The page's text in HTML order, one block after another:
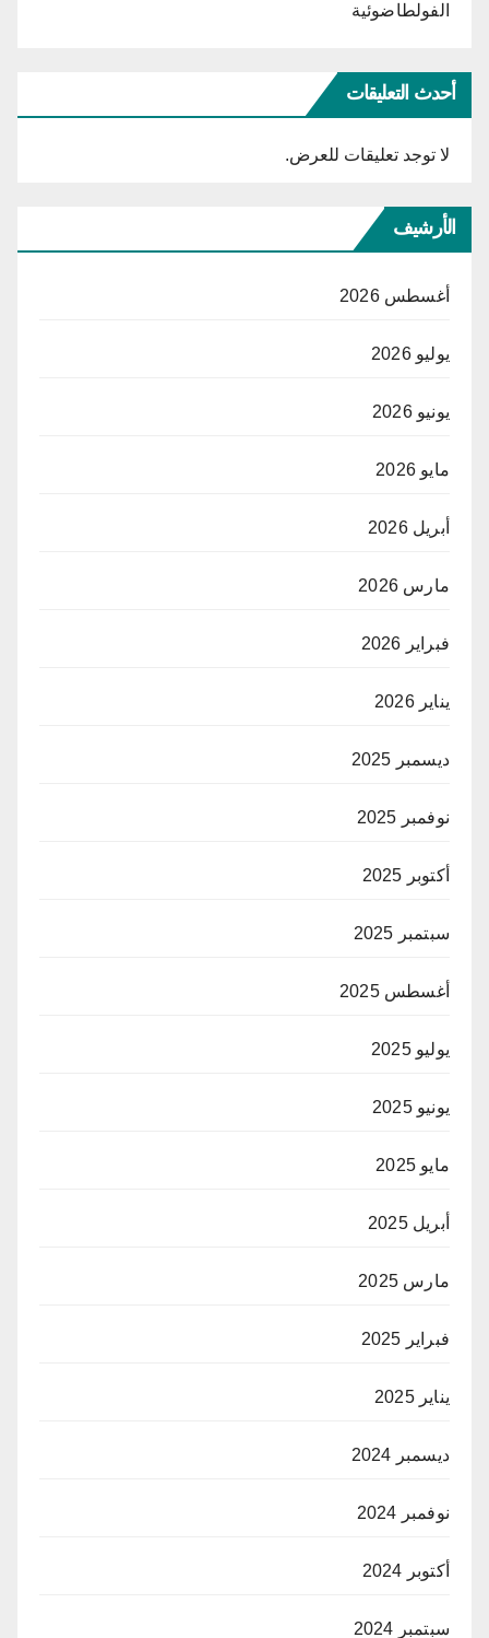
الفولطاضوئية
أحدث التعليقات
لا توجد تعليقات للعرض.
الأرشيف
أغسطس 2026
يوليو 2026
يونيو 2026
مايو 2026
أبريل 2026
مارس 2026
فبراير 2026
يناير 2026
ديسمبر 2025
نوفمبر 2025
أكتوبر 2025
سبتمبر 2025
أغسطس 2025
يوليو 2025
يونيو 2025
مايو 2025
أبريل 2025
مارس 2025
فبراير 2025
يناير 2025
ديسمبر 2024
نوفمبر 2024
أكتوبر 2024
سبتمبر 2024